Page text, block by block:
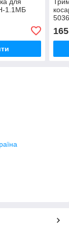
1.1МБ
165